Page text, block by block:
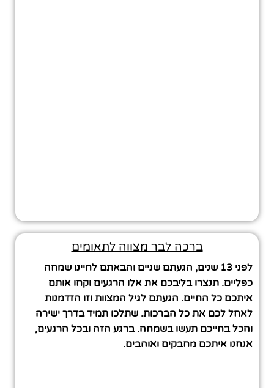
ברכה לבר מצווה לתאומים
לפני 13 שנים, הגעתם שניים והבאתם לחיינו שמחה
כפליים. תנצרו בליבכם את אלו הרגעים וקחו אותם
איתכם כל החיים. הגעתם לגיל המצוות וזו הזדמנות
לאחל לכם את כל הברכות. שתלכו תמיד בדרך ישירה
והכל בחייכם תעשו בשמחה. ברגע הזה ובכל הרגעים,
אנחנו איתכם מחבקים ואוהבים.